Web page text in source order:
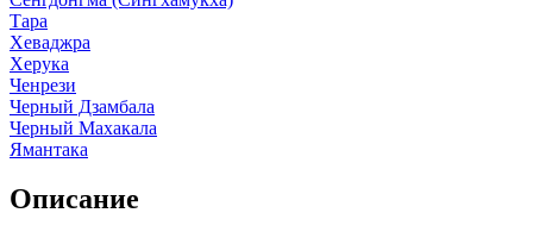
Тара
Хеваджра
Херука
Ченрези
Черный Дзамбала
Черный Махакала
Ямантака
Описание